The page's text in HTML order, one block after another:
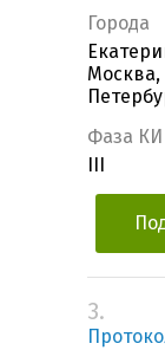
Города
Москва,
Фаза КИ
3.